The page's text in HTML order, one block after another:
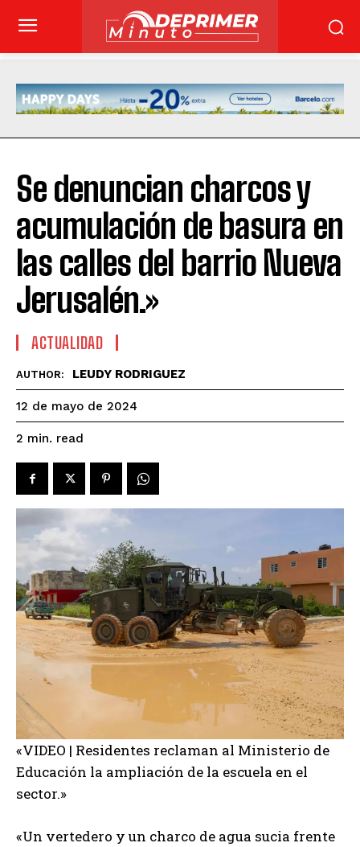
Se denuncian charcos y
acumulación de basura en
las calles del barrio Nueva
Jerusalén.»
ACTUALIDAD
AUTHOR: LEUDY RODRIGUEZ
12 de mayo de 2024
2 min. read
«VIDEO | Residentes reclaman al Ministerio de
Educación la ampliación de la escuela en el
sector.»
«Un vertedero y un charco de agua sucia frente